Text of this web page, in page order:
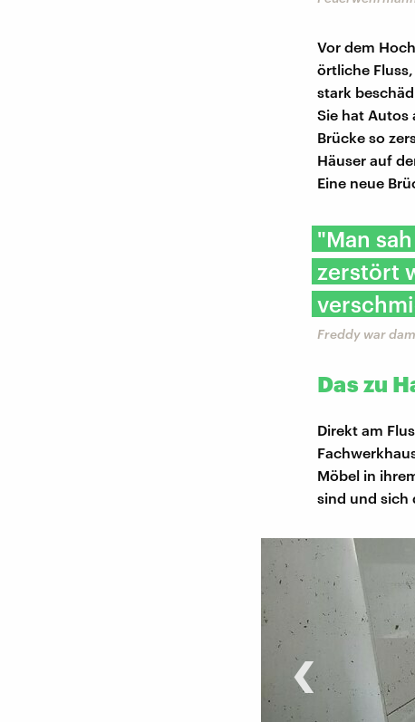
Vor dem
örtliche
stark
Sie hat Autos
Brücke so
Häuser auf
Eine neue
"Man
zerstört
Freddy war
Das zu
Direkt am
Möbel in
sind und sich
‹